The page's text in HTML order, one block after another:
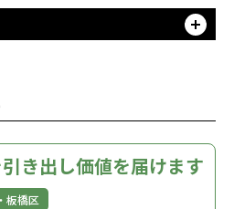
き出し価値を届けます
板橋区